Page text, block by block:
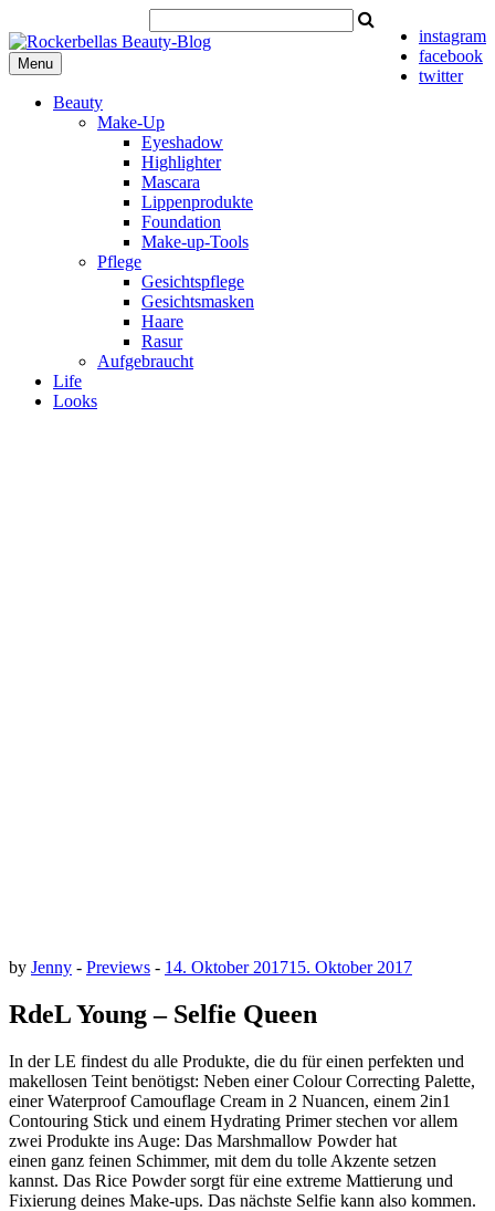
instagram
facebook
twitter
Menu
Beauty
Make-Up
Eyeshadow
Highlighter
Mascara
Lippenprodukte
Foundation
Make-up-Tools
Pflege
Gesichtspflege
Gesichtsmasken
Haare
Rasur
Aufgebraucht
Life
Looks
by Jenny - Previews - 14. Oktober 201715. Oktober 2017
RdeL Young – Selfie Queen
In der LE findest du alle Produkte, die du für einen perfekten und
makellosen Teint benötigst: Neben einer Colour Correcting Palette,
einer Waterproof Camouflage Cream in 2 Nuancen, einem 2in1
Contouring Stick und einem Hydrating Primer stechen vor allem
zwei Produkte ins Auge: Das Marshmallow Powder hat
einen ganz feinen Schimmer, mit dem du tolle Akzente setzen
kannst. Das Rice Powder sorgt für eine extreme Mattierung und
Fixierung deines Make-ups. Das nächste Selfie kann also kommen.